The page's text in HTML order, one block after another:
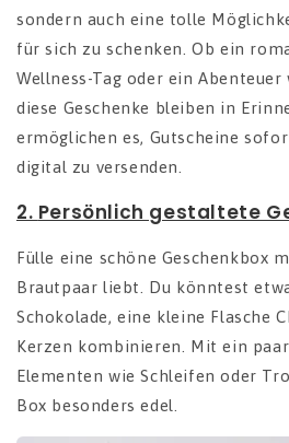
sondern auch eine tolle
für sich zu schenken. Ob ein
Wellness-Tag oder ein
diese Geschenke bleiben in
ermöglichen es, Gutscheine
digital zu versenden.
2. Persönlich gestaltete
Fülle eine schöne Geschenkbox
Brautpaar liebt. Du könntest
Schokolade, eine kleine Flasche
Kerzen kombinieren. Mit ein
Elementen wie Schleifen oder
Box besonders edel.